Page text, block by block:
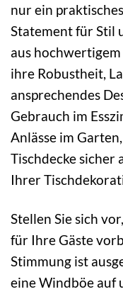
nur ein
Statement für Stil
aus
ihre Robustheit,
ansprechendes
Gebrauch im
Anlässe im
Tischdecke sicher
Ihrer
Stellen Sie sich
für Ihre Gäste
Stimmung ist
eine Windböe auf